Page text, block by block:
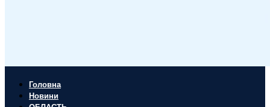
Головна
Новини